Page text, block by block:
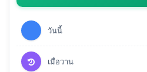
วันนี้
เมื่อวาน